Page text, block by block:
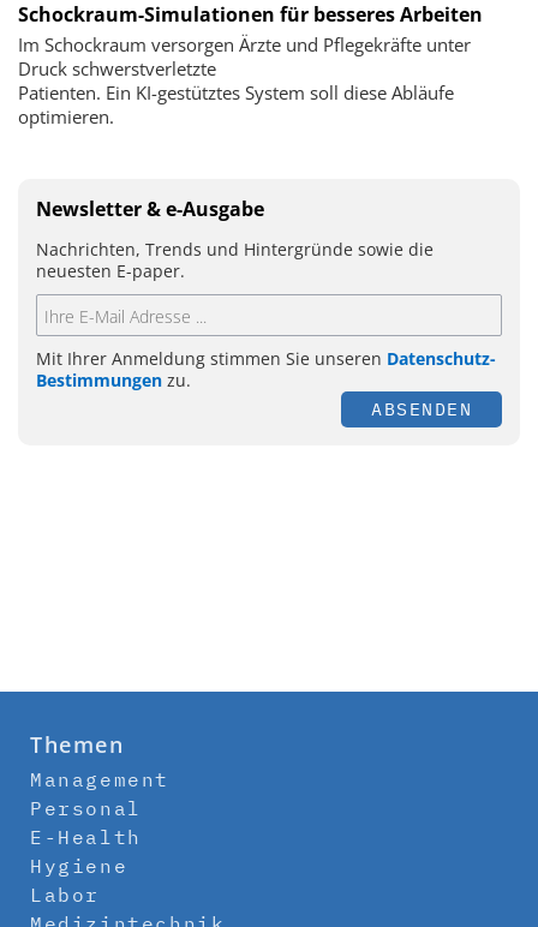
Schockraum-Simulationen für besseres Arbeiten
Im Schockraum versorgen Ärzte und Pflegekräfte unter
Druck schwerstverletzte
Patienten. Ein KI-gestütztes System soll diese Abläufe
optimieren.
Newsletter & e-Ausgabe
Nachrichten, Trends und Hintergründe sowie die
neuesten E-paper.
Mit Ihrer Anmeldung stimmen Sie unseren Datenschutz-
Bestimmungen zu.
ABSENDEN
Themen
Management
Personal
E-Health
Hygiene
Labor